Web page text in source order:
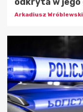
Arkadiusz Wróblewski